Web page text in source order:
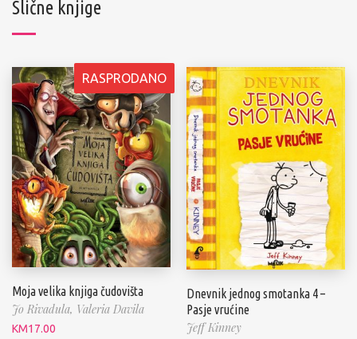
Slične knjige
RASPRODANO
Moja velika knjiga čudovišta
Jo Rivadula, Valeria Davila
KM17.00
Dnevnik jednog smotanka 4 –
Pasje vrućine
Jeff Kinney